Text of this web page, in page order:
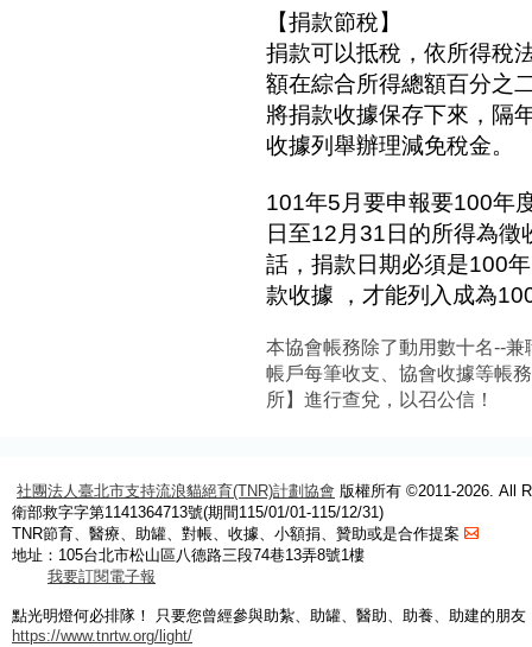
【捐款節稅】
捐款可以抵稅，依所得稅
額在綜合所得總額百分之
將捐款收據保存下來，隔
收據列舉辦理減免稅金。
101年5月要申報要100年
日至12月31日的所得為
話，捐款日期必須是100
款收據 ，才能列入成為
本協會帳務除了動用數十名--
帳戶每筆收支、協會收據等帳
所】進行查兌，以召公信！
社團法人臺北市支持流浪貓絕育(TNR)計劃協會 版權所有 ©2011-2026. All
衛部救字字第1141364713號(期間115/01/01-115/12/31)
TNR節育、醫療、助罐、對帳、收據、小額捐、贊助或是合作提案
地址：105台北市松山區八德路三段74巷13弄8號1樓
我要訂閱電子報
點光明燈何必排隊！ 只要您曾經參與助紮、助罐、醫助、助養、助建的朋
https://www.tnrtw.org/light/